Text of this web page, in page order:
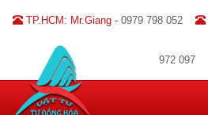
TP.HCM: Mr.Giang - 0979 798 052
972 097